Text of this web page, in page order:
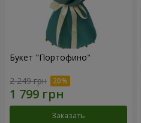
Букет "Портофино"
2 249 грн
Заказать